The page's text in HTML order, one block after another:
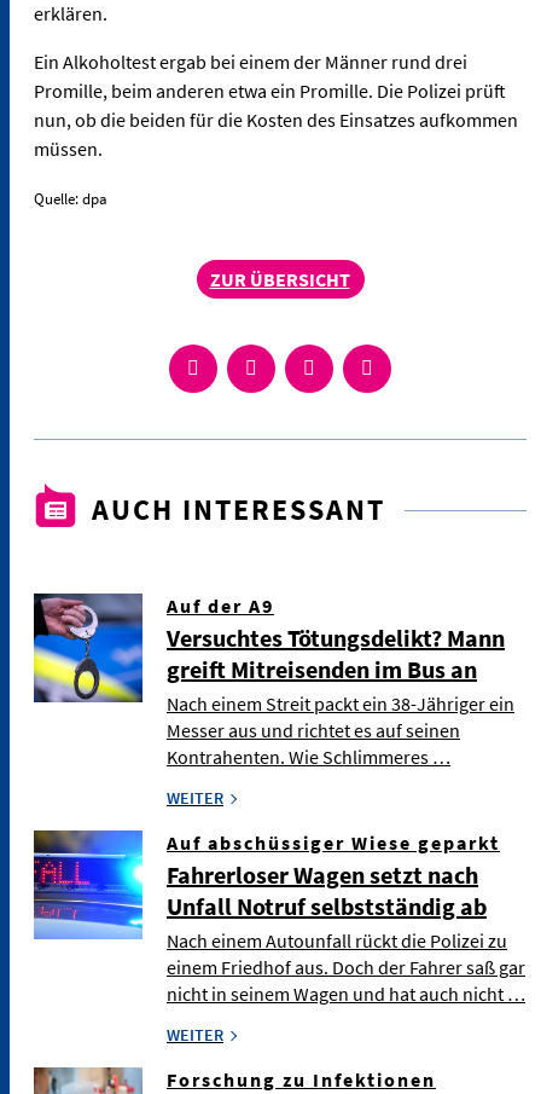
erklären.
Ein Alkoholtest ergab bei einem der Männer rund drei
Promille, beim anderen etwa ein Promille. Die Polizei prüft
nun, ob die beiden für die Kosten des Einsatzes aufkommen
müssen.
Quelle: dpa
ZUR ÜBERSICHT
AUCH INTERESSANT
Auf der A9
Versuchtes Tötungsdelikt? Mann
greift Mitreisenden im Bus an
Nach einem Streit packt ein 38-Jähriger ein
Messer aus und richtet es auf seinen
Kontrahenten. Wie Schlimmeres …
WEITER
Auf abschüssiger Wiese geparkt
Fahrerloser Wagen setzt nach
Unfall Notruf selbstständig ab
Nach einem Autounfall rückt die Polizei zu
einem Friedhof aus. Doch der Fahrer saß gar
nicht in seinem Wagen und hat auch nicht …
WEITER
Forschung zu Infektionen